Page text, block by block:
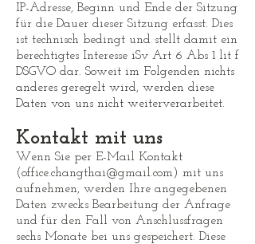
IP-Adresse, Beginn und Ende der Sitzung
für die Dauer dieser Sitzung erfasst. Dies
ist technisch bedingt und stellt damit ein
berechtigtes Interesse iSv Art 6 Abs 1 lit f
DSGVO dar. Soweit im Folgenden nichts
anderes geregelt wird, werden diese
Daten von uns nicht weiterverarbeitet.
Kontakt mit uns
Wenn Sie per E-Mail Kontakt
(office.changthai@gmail.com) mit uns
aufnehmen, werden Ihre angegebenen
Daten zwecks Bearbeitung der Anfrage
und für den Fall von Anschlussfragen
sechs Monate bei uns gespeichert. Diese